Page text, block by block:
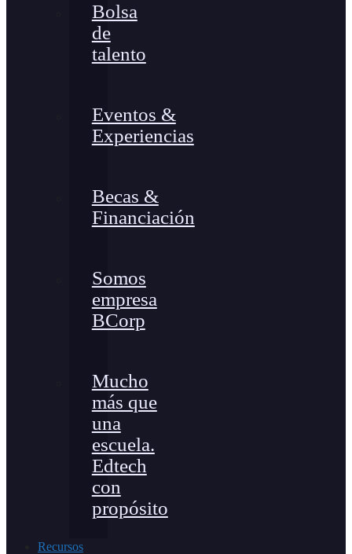
Bolsa
de
talento
Eventos &
Experiencias
Becas &
Financiación
Somos
empresa
BCorp
Mucho
más que
una
escuela.
Edtech
con
propósito
Recursos